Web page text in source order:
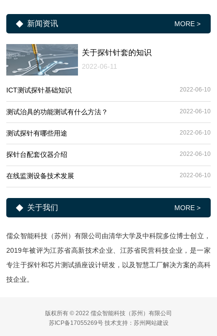
新闻资讯 MORE >
关于探针针套的知识
2022-06-11
ICT测试探针基础知识 2022-06-10
​测试治具的功能测试有什么方法？ 2022-06-10
测试探针有哪些用途 2022-06-10
探针台配套仪器介绍 2022-06-10
在线监测设备技术发展 2022-06-10
关于我们 MORE >
儒众智能科技（苏州）有限公司由清华大学及中科院多位博士创立，
2019年被评为江苏省高新技术企业、江苏省民营科技企业，是一家
专注于探针和芯片测试插座设计研发，以及智慧工厂解决方案的高科
技企业。
版权所有 © 2022 儒众智能科技（苏州）有限公司
苏ICP备17055269号技术支持： 苏州网站建设